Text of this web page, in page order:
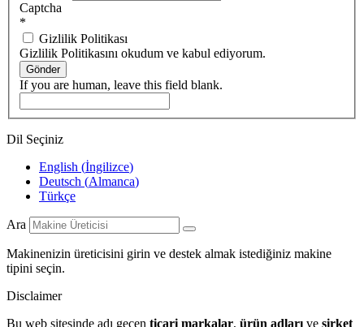
Captcha
*
Gizlilik Politikası
Gizlilik Politikasını okudum ve kabul ediyorum.
Gönder
If you are human, leave this field blank.
Dil Seçiniz
English (İngilizce)
Deutsch (Almanca)
Türkçe
Ara
Makinenizin üreticisini girin ve destek almak istediğiniz makine
tipini seçin.
Disclaimer
Bu web sitesinde adı geçen ticari markalar, ürün adları ve şirket